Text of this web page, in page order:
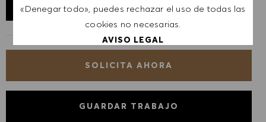
«Denegar todo», puedes rechazar el uso de todas las
cookies no necesarias.
AVISO LEGAL
DENEGAR TODO
EXPLORAR UBICACIÓN
SOLICITA AHORA
GUARDAR TRABAJO